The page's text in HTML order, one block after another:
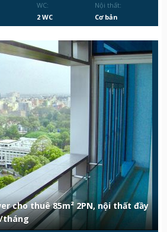
WC:
2 WC
Nội thất:
Cơ bản
cho thuê 85m² 2PN, nội thất đầy
tháng